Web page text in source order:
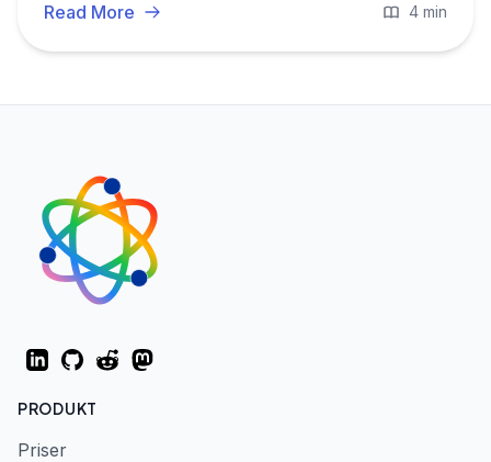
Read More 4 min
LinkedInGitHubRedditMastodon
PRODUKT
Priser